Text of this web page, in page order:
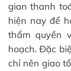
gian thanh
hiện nay để
thẩm quyền
hoạch. Đặc
chỉ nên giao